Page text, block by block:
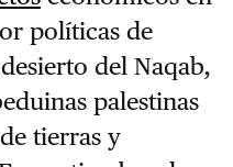
políticas de
del Naqab,
palestinas
tierras y